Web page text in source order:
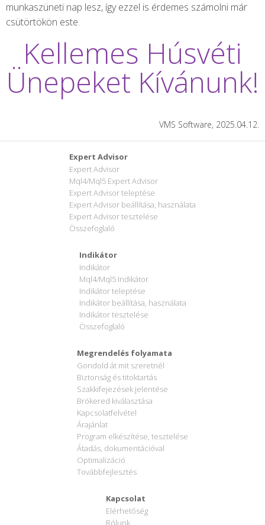
munkaszüneti nap lesz, így ezzel is érdemes számolni már
csütörtökön este.
Kellemes Húsvéti
Ünepeket Kívánunk!
VMS Software, 2025.04.12.
Expert Advisor
Expert Advisor
Mql4/Mql5 Expert Advisor
Expert Advisor teleptése
Expert Advisor beállítása, használata
Expert Advisor tesztelése
Összefoglaló
Indikátor
Indikátor
Mql4/Mql5 Indikátor
Indikátor teleptése
Indikátor beállítása, használata
Indikátor tesztelése
Összefoglaló
Megrendelés folyamata
Gondold át mit szeretnél
Biztonság és titoktartás
Szakkifejezések jelentése
Brókered kiválasztása
Kapcsolatfelvétel
Árajánlat
Program elkészítése, tesztelése
Átadás, dokumentációval
Optimalizáció
Továbbfejlesztés
Kapcsolat
Elérhetőség
Rólunk